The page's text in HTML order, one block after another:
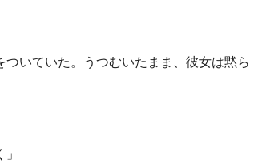
いていた。うつむいたまま、彼女は黙ら